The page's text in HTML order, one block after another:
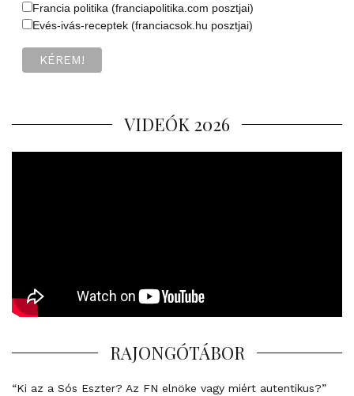
Francia politika (franciapolitika.com posztjai)
Evés-ivás-receptek (franciacsok.hu posztjai)
VIDEÓK 2026
RAJONGÓTÁBOR
“Ki az a Sós Eszter? Az FN elnöke vagy miért autentikus?”